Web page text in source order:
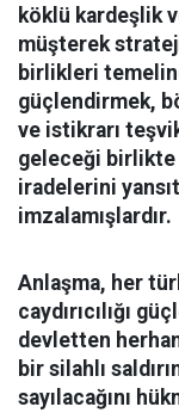
köklü kardeşlik
müşterek
birlikleri
güçlendirmek,
ve istikrarı
geleceği birlikte
iradelerini
imzalamışlardır.
Anlaşma, her
caydırıcılığı
devletten
bir silahlı
sayılacağını